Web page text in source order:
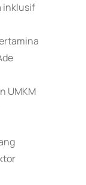
inklusif
UMKM